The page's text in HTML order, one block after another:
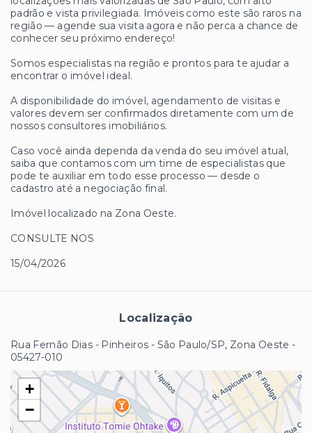
padrão e vista privilegiada. Imóveis como este são raros na
região — agende sua visita agora e não perca a chance de
conhecer seu próximo endereço!
Somos especialistas na região e prontos para te ajudar a
encontrar o imóvel ideal.
A disponibilidade do imóvel, agendamento de visitas e
valores devem ser confirmados diretamente com um de
nossos consultores imobiliários.
Caso você ainda dependa da venda do seu imóvel atual,
saiba que contamos com um time de especialistas que
pode te auxiliar em todo esse processo — desde o
cadastro até a negociação final.
Imóvel localizado na Zona Oeste.
CONSULTE NOS
15/04/2026
Localização
Rua Fernão Dias - Pinheiros - São Paulo/SP, Zona Oeste -
05427-010
+
−